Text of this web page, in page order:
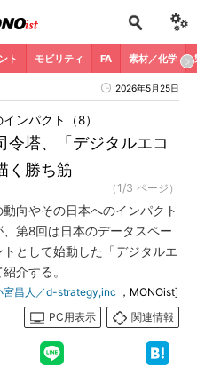
ト モビリティ FA 素材／化学
2026年5月25日
令塔、「デジタルエコ
く勝ち筋
ンパクト（8）
（1/3 ページ）
向やその日本へのインパクト
第8回は日本のデータスペー
として始動した「デジタルエ
介する。
宮昌人／d-strategy,inc ，MONOist]
PC用表示
関連情報